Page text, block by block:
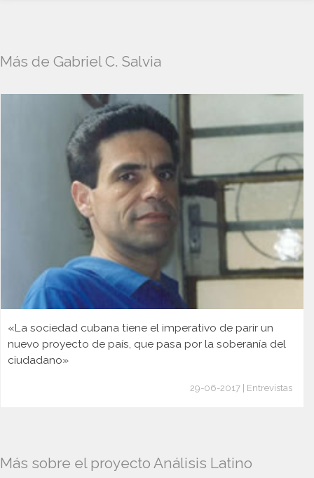
Más de Gabriel C. Salvia
«La sociedad cubana tiene el imperativo de parir un
nuevo proyecto de país, que pasa por la soberanía del
ciudadano»
29-06-2017 | Entrevistas
Más sobre el proyecto Análisis Latino